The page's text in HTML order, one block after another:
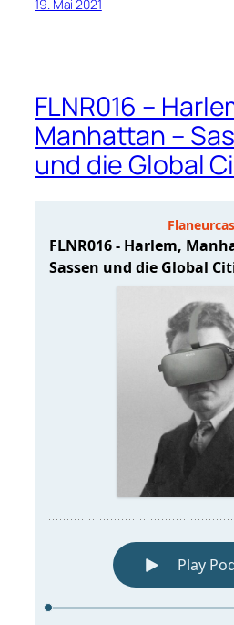
19. Mai 2021
FLNR016 –
Manhattan –
und die Global